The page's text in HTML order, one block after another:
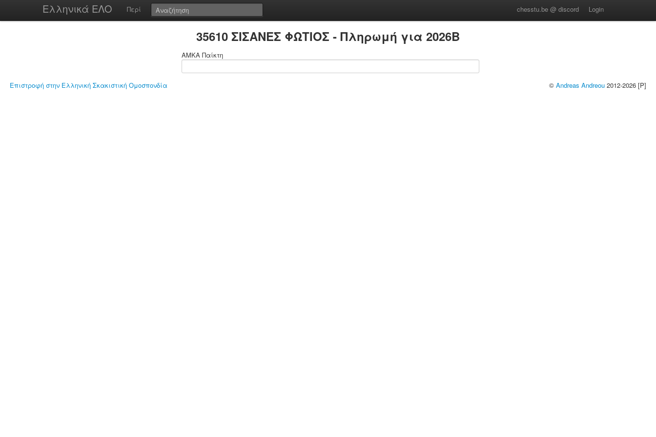
Ελληνικά ΕΛΟ Περί chesstu.be @ discord Login
35610 ΣΙΣΑΝΕΣ ΦΩΤΙΟΣ - Πληρωμή για 2026B
ΑΜΚΑ Παίκτη
Επιστροφή στην Ελληνική Σκακιστική Ομοσπονδία © Andreas Andreou 2012-2026 [P]